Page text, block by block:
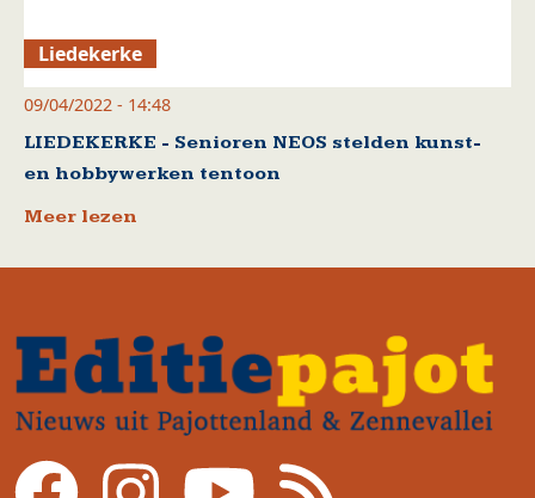
Liedekerke
09/04/2022 - 14:48
LIEDEKERKE - Senioren NEOS stelden kunst-
en hobbywerken tentoon
Meer lezen